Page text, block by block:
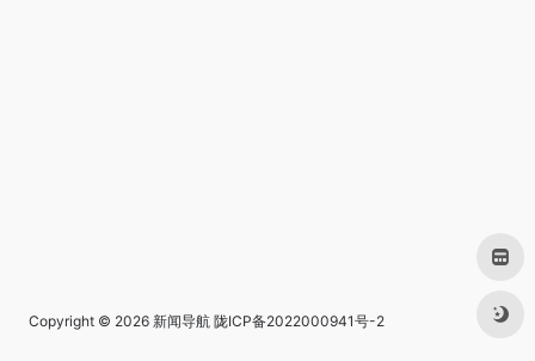
Copyright © 2026 新闻导航 陇ICP备2022000941号-2